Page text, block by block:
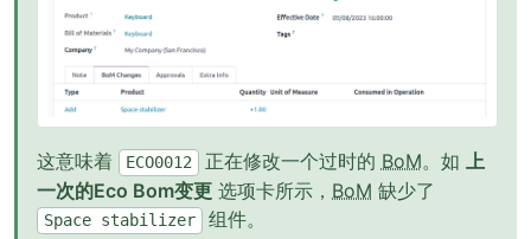
这意味着 ECO0012 正在修改一个过时的 BoM。如 上
一次的Eco Bom变更 选项卡所示， BoM 缺少了
Space stabilizer
组件。